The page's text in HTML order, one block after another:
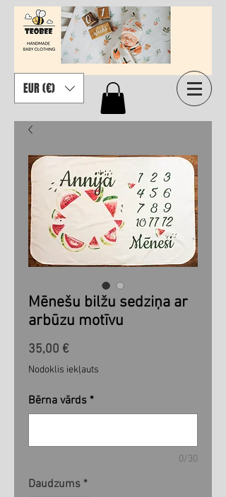
EUR (€)
Mēnešu bilžu sedziņa ar
arbūzu motīvu
35,00 €Cena
Nodoklis iekļauts
Bērna vārds *
0/30
Daudzums *